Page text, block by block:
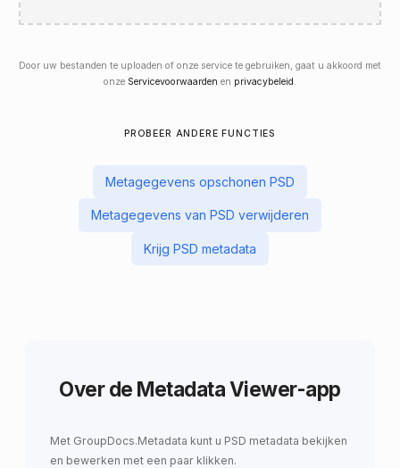
Door uw bestanden te uploaden of onze service te gebruiken, gaat u akkoord met
onze Servicevoorwaarden en privacybeleid.
PROBEER ANDERE FUNCTIES
Metagegevens opschonen PSD
Metagegevens van PSD verwijderen
Krijg PSD metadata
Over de Metadata Viewer-app
Met GroupDocs.Metadata kunt u PSD metadata bekijken
en bewerken met een paar klikken.